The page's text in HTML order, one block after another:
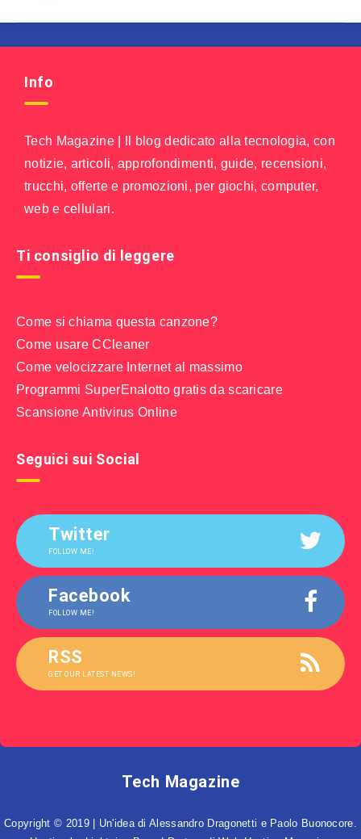
Info
Tech Magazine | Il blog dedicato alla tecnologia, con
notizie, articoli, approfondimenti, guide, recensioni,
trucchi, offerte e promozioni, per giochi, computer,
web e cellulari.
Ti consiglio di leggere
Come si chiama questa canzone?
Come usare CCleaner
Come velocizzare Internet al massimo
Programmi SuperEnalotto gratis da scaricare
Scansione Antivirus Online
Seguici sui Social
Twitter
FOLLOW ME!
Facebook
FOLLOW ME!
RSS
GET OUR LATEST NEWS!
Tech Magazine
Copyright © 2019 | Un'idea di Alessandro Dragonetti e Paolo Buonocore.